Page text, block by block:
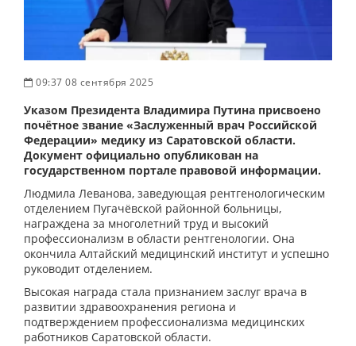
09:37 08 сентября 2025
Указом Президента Владимира Путина присвоено
почётное звание «Заслуженный врач Российской
Федерации» медику из Саратовской области.
Документ официально опубликован на
государственном портале правовой информации.
Людмила Леванова, заведующая рентгенологическим
отделением Пугачёвской районной больницы,
награждена за многолетний труд и высокий
профессионализм в области рентгенологии. Она
окончила Алтайский медицинский институт и успешно
руководит отделением.
Высокая награда стала признанием заслуг врача в
развитии здравоохранения региона и
подтверждением профессионализма медицинских
работников Саратовской области.